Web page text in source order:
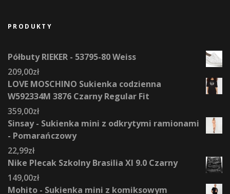
PRODUKTY
Półbuty RIEKER - 53795-80 Weiss
209,00zł
LOVE MOSCHINO Sukienka codzienna
W592334M 3876 Czarny Regular Fit
359,00zł
Sinsay - Sukienka mini z odkrytymi ramionami
- Pomarańczowy
22,99zł
Nike Plecak Szkolny Brasilia Xl 9.0 Czarny
149,00zł
Mohito - Sukienka mini z komiksowym